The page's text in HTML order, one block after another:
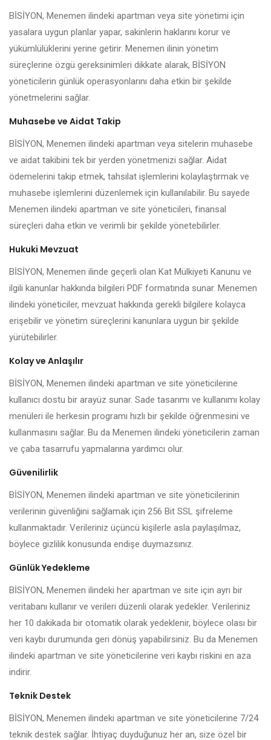
BİSİYON, Menemen ilindeki apartman veya site yönetimi için
yasalara uygun planlar yapar, sakinlerin haklarını korur ve
yükümlülüklerini yerine getirir. Menemen ilinin yönetim
süreçlerine özgü gereksinimleri dikkate alarak, BİSİYON
yöneticilerin günlük operasyonlarını daha etkin bir şekilde
yönetmelerini sağlar.
Muhasebe ve Aidat Takip
BİSİYON, Menemen ilindeki apartman veya sitelerin muhasebe
ve aidat takibini tek bir yerden yönetmenizi sağlar. Aidat
ödemelerini takip etmek, tahsilat işlemlerini kolaylaştırmak ve
muhasebe işlemlerini düzenlemek için kullanılabilir. Bu sayede
Menemen ilindeki apartman ve site yöneticileri, finansal
süreçleri daha etkin ve verimli bir şekilde yönetebilirler.
Hukuki Mevzuat
BİSİYON, Menemen ilinde geçerli olan Kat Mülkiyeti Kanunu ve
ilgili kanunlar hakkında bilgileri PDF formatında sunar. Menemen
ilindeki yöneticiler, mevzuat hakkında gerekli bilgilere kolayca
erişebilir ve yönetim süreçlerini kanunlara uygun bir şekilde
yürütebilirler.
Kolay ve Anlaşılır
BİSİYON, Menemen ilindeki apartman ve site yöneticilerine
kullanıcı dostu bir arayüz sunar. Sade tasarımı ve kullanımı kolay
menüleri ile herkesin programı hızlı bir şekilde öğrenmesini ve
kullanmasını sağlar. Bu da Menemen ilindeki yöneticilerin zaman
ve çaba tasarrufu yapmalarına yardımcı olur.
Güvenilirlik
BİSİYON, Menemen ilindeki apartman ve site yöneticilerinin
verilerinin güvenliğini sağlamak için 256 Bit SSL şifreleme
kullanmaktadır. Verileriniz üçüncü kişilerle asla paylaşılmaz,
böylece gizlilik konusunda endişe duymazsınız.
Günlük Yedekleme
BİSİYON, Menemen ilindeki her apartman ve site için ayrı bir
veritabanı kullanır ve verileri düzenli olarak yedekler. Verileriniz
her 10 dakikada bir otomatik olarak yedeklenir, böylece olası bir
veri kaybı durumunda geri dönüş yapabilirsiniz. Bu da Menemen
ilindeki apartman ve site yöneticilerine veri kaybı riskini en aza
indirir.
Teknik Destek
BİSİYON, Menemen ilindeki apartman ve site yöneticilerine 7/24
teknik destek sağlar. İhtiyaç duyduğunuz her an, size özel bir